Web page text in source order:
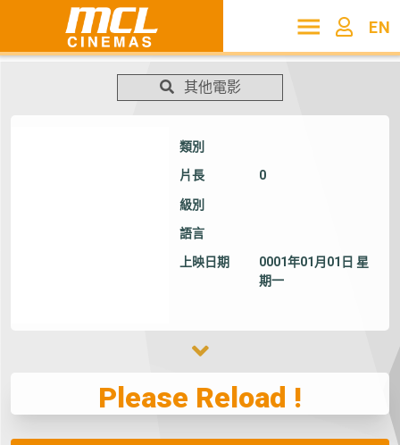
EN
其他電影
類別
片長 0
級別
語言
上映日期
0001年01月01日 星
期一
Please Reload !